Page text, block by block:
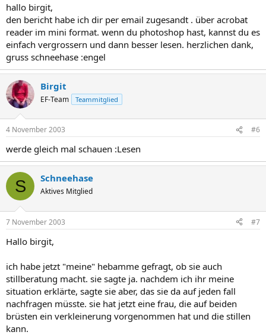
hallo birgit,
den bericht habe ich dir per email zugesandt . über acrobat
reader im mini format. wenn du photoshop hast, kannst du es
einfach vergrossern und dann besser lesen. herzlichen dank,
gruss schneehase :engel
Birgit
EF-Team Teammitglied
4 November 2003 #6
werde gleich mal schauen :Lesen
S Schneehase
Aktives Mitglied
7 November 2003 #7
Hallo birgit,
ich habe jetzt "meine" hebamme gefragt, ob sie auch
stillberatung macht. sie sagte ja. nachdem ich ihr meine
situation erklärte, sagte sie aber, das sie da auf jeden fall
nachfragen müsste. sie hat jetzt eine frau, die auf beiden
brüsten ein verkleinerung vorgenommen hat und die stillen
kann.